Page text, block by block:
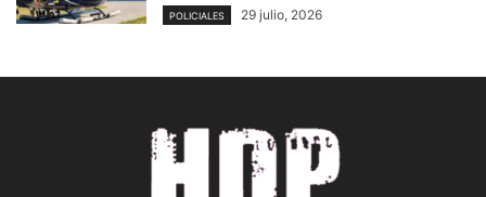
POLICIALES 29 julio, 2026